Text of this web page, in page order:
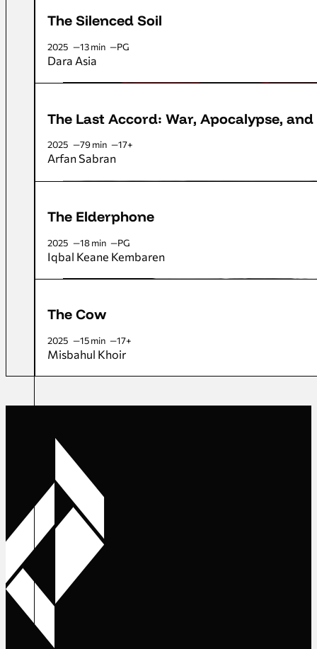
The Silenced Soil
2025 13 min PG
Dara Asia
The Last Accord: War, Apocalypse, and
2025 79 min 17+
Arfan Sabran
The Elderphone
2025 18 min PG
Iqbal Keane Kembaren
The Cow
2025 15 min 17+
Misbahul Khoir